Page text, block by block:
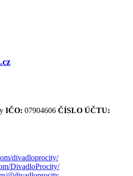
IČO: 07904606 ČÍSLO ÚČTU: